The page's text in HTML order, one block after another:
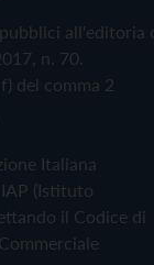
all'editoria
n. 70.
del comma 2
Italiana
(Istituto
il Codice di